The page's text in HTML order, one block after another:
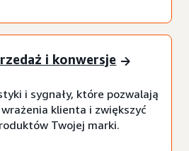
i konwersje
i sygnały, które pozwalają
klienta i zwiększyć
Twojej marki.